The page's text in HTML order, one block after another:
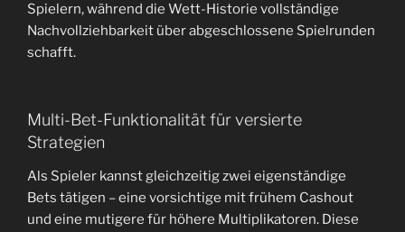
Spielern, während die Wett-Historie vollständige
Nachvollziehbarkeit über abgeschlossene Spielrunden
schafft.
Multi-Bet-Funktionalität für versierte
Strategien
Als Spieler kannst gleichzeitig zwei eigenständige
Bets tätigen – eine vorsichtige mit frühem Cashout
und eine mutigere für höhere Multiplikatoren. Diese